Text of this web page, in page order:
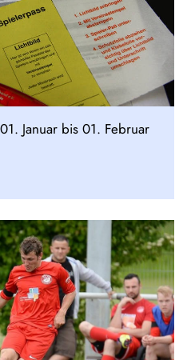
Januar bis 01. Februar